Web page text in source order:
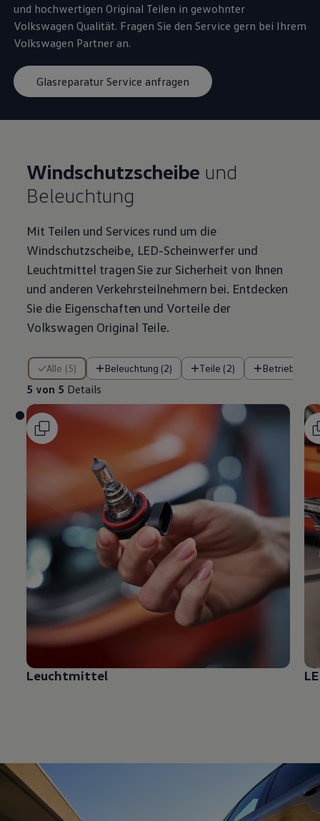
und hochwertigen Original Teilen in gewohnter
Volkswagen Qualität. Fragen Sie den Service gern bei Ihrem
Volkswagen Partner an.
Glasreparatur Service anfragen
Windschutzscheibe und
Beleuchtung
Mit Teilen und Services rund um die
Windschutzscheibe, LED-Scheinwerfer und
Leuchtmittel tragen Sie zur Sicherheit von Ihnen
und anderen Verkehrsteilnehmern bei. Entdecken
Sie die Eigenschaften und Vorteile der
Volkswagen Original Teile.
Alle (5) Beleuchtung (2) Teile (2)
5 von 5 Details
5 von 5 Details
Leuchtmittel